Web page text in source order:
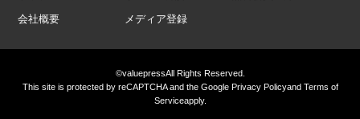
会社概要
メディア登録
©valuepressAll Rights Reserved.
This site is protected by reCAPTCHA and the GooglePrivacy Policyand Terms of
Serviceapply.